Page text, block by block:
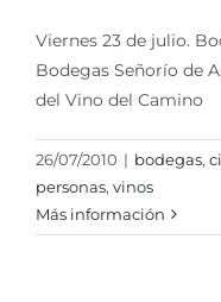
Viernes 23 de julio.
Bodegas Señorío de
del Vino del Camino
26/07/2010 | bodegas,
personas, vinos
Más información